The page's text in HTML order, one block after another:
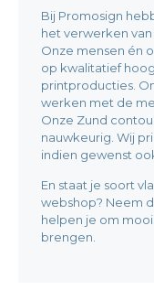
Bij Promosign
het verwerken
Onze mensen én
op kwalitatief
printproducties.
werken met de
Onze Zund
nauwkeurig. Wij
indien gewenst
En staat je soort
webshop? Neem
helpen je om
brengen.